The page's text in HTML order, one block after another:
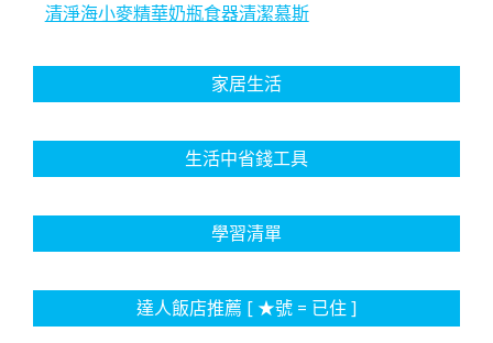
清淨海小麥精華奶瓶食器清潔慕斯
家居生活
生活中省錢工具
學習清單
達人飯店推薦 [ ★號 = 已住 ]